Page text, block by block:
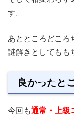
す。
あとところどころ
謎解きとしてもも
良かったと
今回も通常・上級